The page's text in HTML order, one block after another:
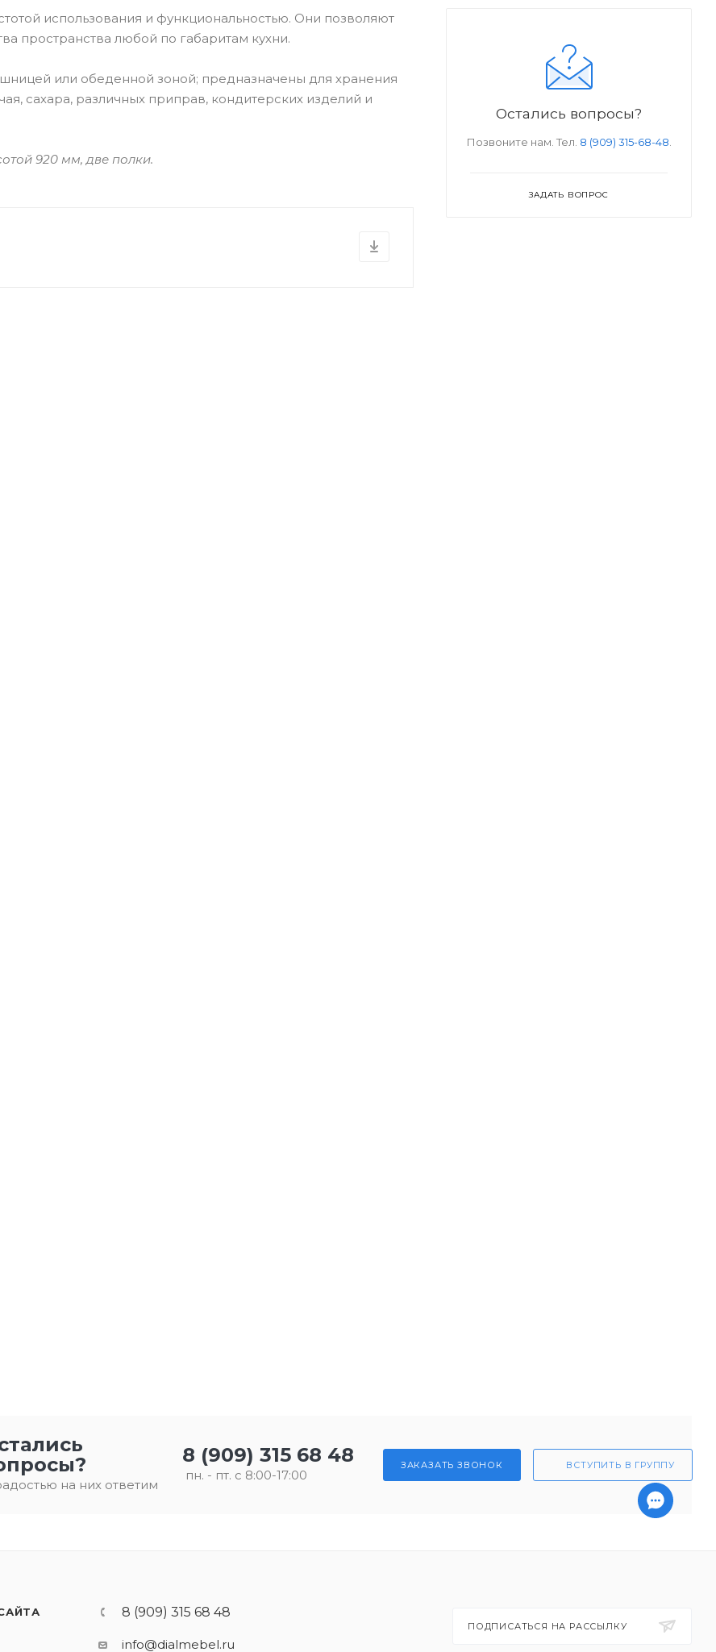
использования и функциональностью. Они позволяют
пространства любой по габаритам кухни.
или обеденной зоной; предназначены для хранения
сахара, различных приправ, кондитерских изделий и
920 мм, две полки.
Остались вопросы?
Позвоните нам. Тел. 8 (909) 315-68-48
ЗАДАТЬ ВОПРОС
на них ответим
8 (909) 315 68 48
пн. - пт. с 8:00-17:00
ЗАКАЗАТЬ ЗВОНОК ВСТУПИТЬ В ГРУППУ
8 (909) 315 68 48
info@dialmebel.ru
ПОДПИСАТЬСЯ НА РАССЫЛКУ